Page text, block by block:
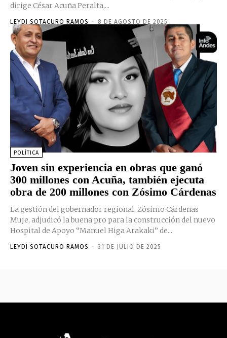
dirige César Acuña Peralta,...
LEYDI SOTACURO RAMOS - 8 DE AGOSTO DE 2025
POLÍTICA
Joven sin experiencia en obras que ganó
300 millones con Acuña, también ejecuta
obra de 200 millones con Zósimo Cárdenas
La gestión del gobernador regional, Zósimo Cárdenas
Muje, adjudicó la buena pro para la construcción del nuevo
Hospital de Apoyo “Manuel Higa Arakaki” de...
LEYDI SOTACURO RAMOS - 31 DE JULIO DE 2025